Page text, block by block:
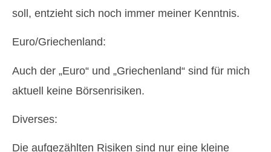
soll, entzieht sich noch immer meiner Kenntnis.
Euro/Griechenland:
Auch der „Euro“ und „Griechenland“ sind für mich
aktuell keine Börsenrisiken.
Diverses:
Die aufgezählten Risiken sind nur eine kleine